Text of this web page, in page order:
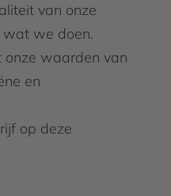
van onze
we doen.
waarden van
en
op deze